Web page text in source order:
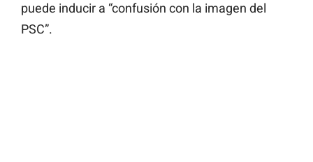
puede inducir a “confusión con la imagen del
PSC”.